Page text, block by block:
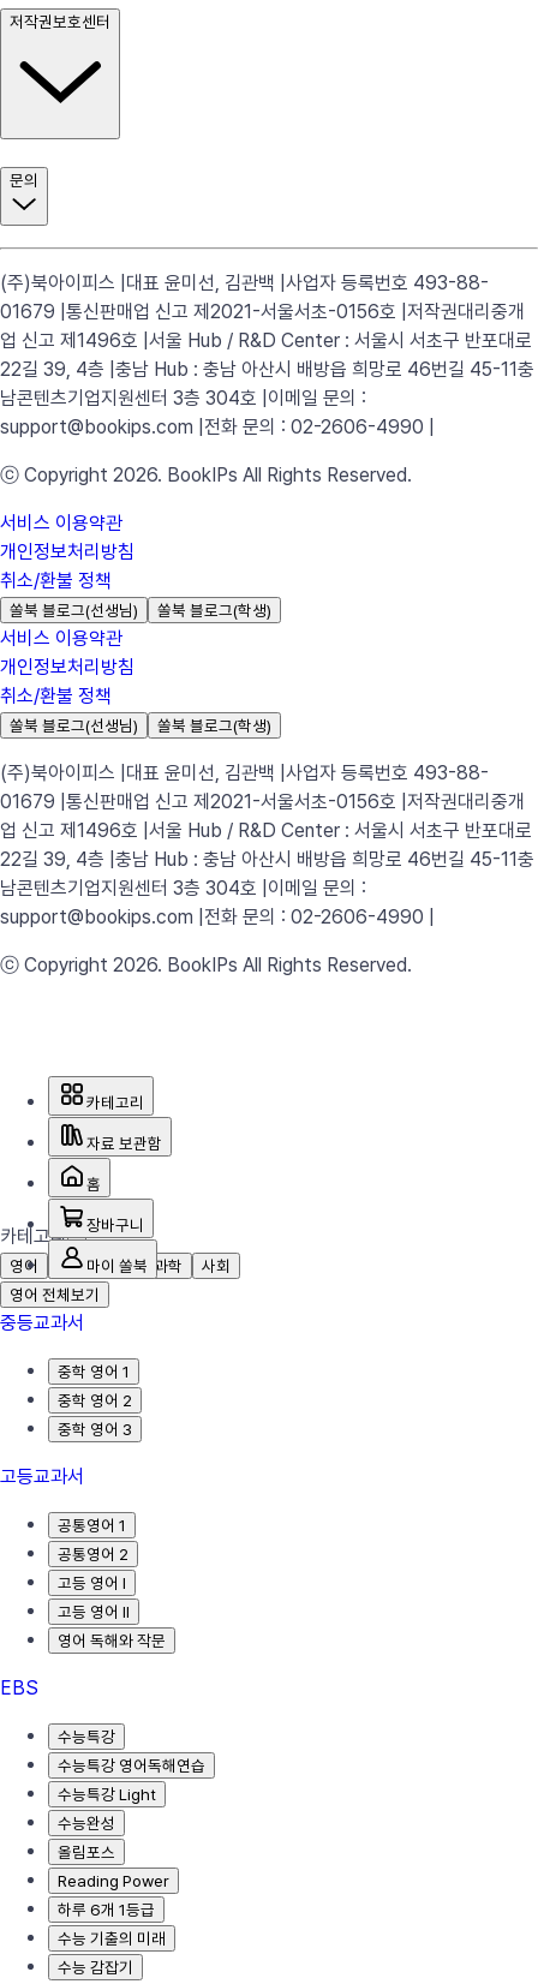
저작권보호센터
문의
(주)북아이피스 | 대표 윤미선, 김관백 | 사업자 등록번호 493-88-
01679 | 통신판매업 신고 제2021-서울서초-0156호 | 저작권대리중개
업 신고 제1496호 | 서울 Hub / R&D Center : 서울시 서초구 반포대로
22길 39, 4층 | 충남 Hub : 충남 아산시 배방읍 희망로 46번길 45-11충
남콘텐츠기업지원센터 3층 304호 | 이메일 문의 :
support@bookips.com | 전화 문의 : 02-2606-4990 |
ⓒ Copyright 2026. BookIPs All Rights Reserved.
서비스 이용약관
개인정보처리방침
취소/환불 정책
쏠북 블로그(선생님) 쏠북 블로그(학생)
서비스 이용약관
개인정보처리방침
취소/환불 정책
쏠북 블로그(선생님) 쏠북 블로그(학생)
(주)북아이피스 | 대표 윤미선, 김관백 | 사업자 등록번호 493-88-
01679 | 통신판매업 신고 제2021-서울서초-0156호 | 저작권대리중개
업 신고 제1496호 | 서울 Hub / R&D Center : 서울시 서초구 반포대로
22길 39, 4층 | 충남 Hub : 충남 아산시 배방읍 희망로 46번길 45-11충
남콘텐츠기업지원센터 3층 304호 | 이메일 문의 :
support@bookips.com | 전화 문의 : 02-2606-4990 |
ⓒ Copyright 2026. BookIPs All Rights Reserved.
카테고리
자료 보관함
홈
장바구니
마이 쏠북
카테고리
영어 국어 수학 과학
사회
영어 전체보기
중등교과서
중학 영어 1
중학 영어 2
중학 영어 3
고등교과서
공통영어 1
공통영어 2
고등 영어 I
고등 영어 II
영어 독해와 작문
EBS
수능특강
수능특강 영어독해연습
수능특강 Light
수능완성
올림포스
Reading Power
하루 6개 1등급
수능 기출의 미래
수능 감잡기